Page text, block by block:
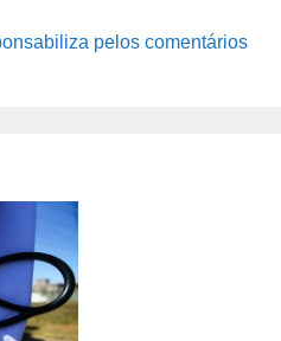
pelos comentários